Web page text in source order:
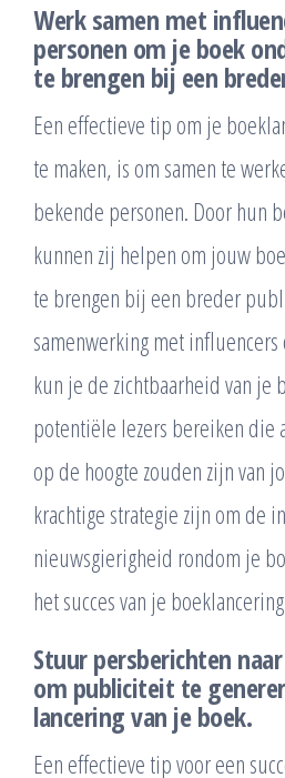
Werk samen met
personen om je boek
te brengen bij een
Een effectieve tip om je
te maken, is om samen te
bekende personen. Door hun
kunnen zij helpen om jouw
te brengen bij een breder
samenwerking met
kun je de zichtbaarheid van je
potentiële lezers bereiken die
op de hoogte zouden zijn van
krachtige strategie zijn om de
nieuwsgierigheid rondom je
het succes van je
Stuur persberichten
om publiciteit te
lancering van je boek.
Een effectieve tip voor een